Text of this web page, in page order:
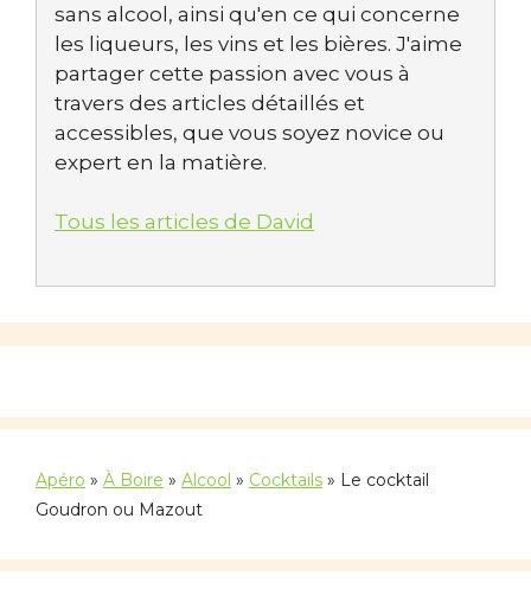
sans alcool, ainsi qu'en ce qui concerne
les liqueurs, les vins et les bières. J'aime
partager cette passion avec vous à
travers des articles détaillés et
accessibles, que vous soyez novice ou
expert en la matière.
Tous les articles de David
Apéro » À Boire » Alcool » Cocktails » Le cocktail
Goudron ou Mazout